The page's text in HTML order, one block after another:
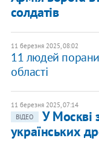
солдатів
11 березня 2025, 08:02
11 людей
області
11 березня 2025, 07:14
ВІДЕО
У Москві
українських